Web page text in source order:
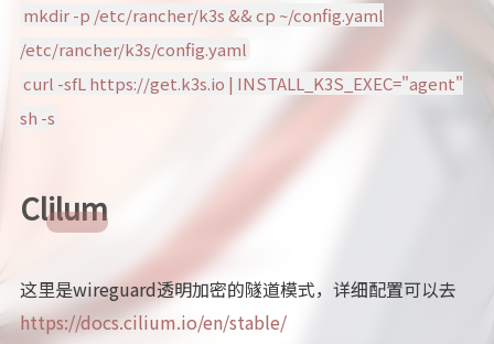
mkdir -p /etc/rancher/k3s && cp ~/config.yaml
/etc/rancher/k3s/config.yaml
curl -sfL https://get.k3s.io | INSTALL_K3S_EXEC="agent"
sh -s
Clilum
这里是wireguard透明加密的隧道模式，详细配置可以去
https://docs.cilium.io/en/stable/